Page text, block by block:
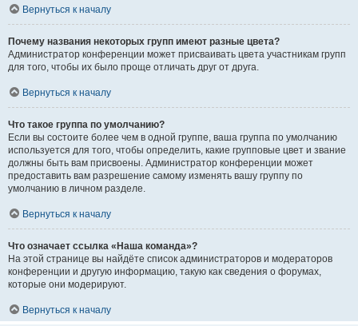
Вернуться к началу
Почему названия некоторых групп имеют разные цвета?
Администратор конференции может присваивать цвета участникам групп
для того, чтобы их было проще отличать друг от друга.
Вернуться к началу
Что такое группа по умолчанию?
Если вы состоите более чем в одной группе, ваша группа по умолчанию
используется для того, чтобы определить, какие групповые цвет и звание
должны быть вам присвоены. Администратор конференции может
предоставить вам разрешение самому изменять вашу группу по
умолчанию в личном разделе.
Вернуться к началу
Что означает ссылка «Наша команда»?
На этой странице вы найдёте список администраторов и модераторов
конференции и другую информацию, такую как сведения о форумах,
которые они модерируют.
Вернуться к началу